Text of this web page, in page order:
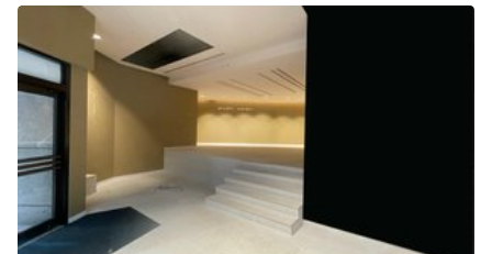
Caractéristiques de l'espace
Accès aux handicapés
Air conditionné
Animals Friendly
Ascenseur